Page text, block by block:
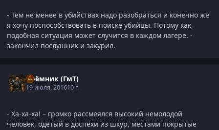
- Тем не менее в убийствах надо разобраться и конечно же
я хочу поспособствовать в поиске убийцы. Потому как,
подобная ситуация может случится в каждом лагере. -
закончил послушник и закурил.
Наёмник (ГмТ)
19 июля, 201610 г.
- Ха-ха-ха! – громко рассмеялся высокий немолодой
человек, одетый в доспехи из шкур, местами покрытые